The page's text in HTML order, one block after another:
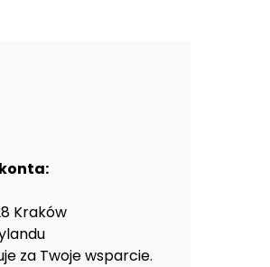
Kraków
za Twoje wsparcie.